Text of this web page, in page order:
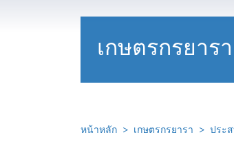
เกษตรกรยาร
หน้าหลัก เกษตรกรยารา ประ